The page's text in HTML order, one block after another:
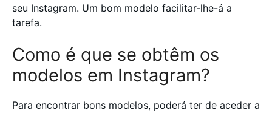
seu Instagram. Um bom modelo facilitar-lhe-á a
tarefa.
Como é que se obtêm os
modelos em Instagram?
Para encontrar bons modelos, poderá ter de aceder a